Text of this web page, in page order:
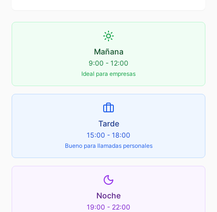
Mañana
9:00 - 12:00
Ideal para empresas
Tarde
15:00 - 18:00
Bueno para llamadas personales
Noche
19:00 - 22:00